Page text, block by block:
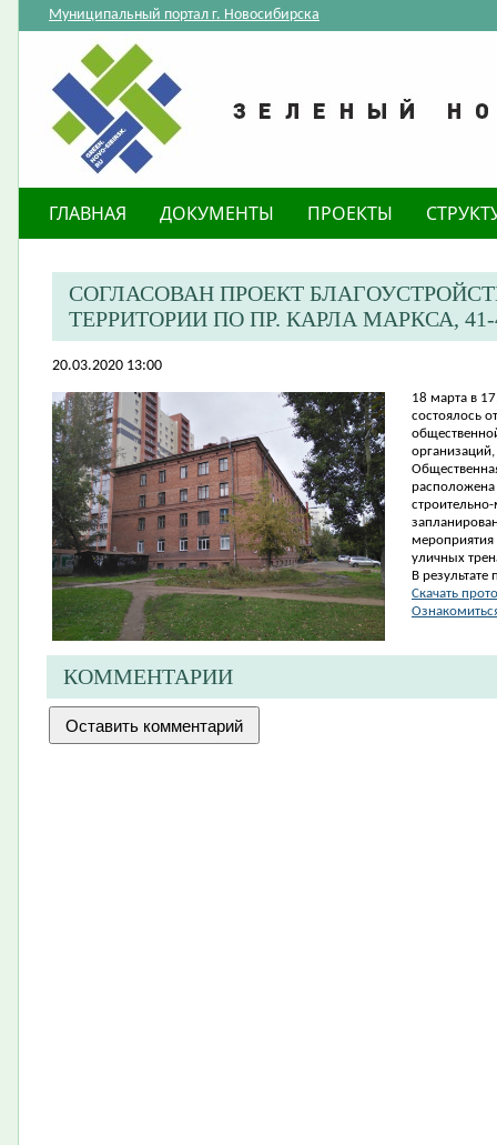
Муниципальный портал г. Новосибирска
ГЛАВНАЯ ДОКУМЕНТЫ ПРОЕКТЫ
СОГЛАСОВАН ПРОЕКТ
ТЕРРИТОРИИ ПО ПР. КАРЛА МАРКСА, 41-
20.03.2020 13:00
18 марта в
состоялось
мероприятия
уличных
В
Скачать
КОММЕНТАРИИ